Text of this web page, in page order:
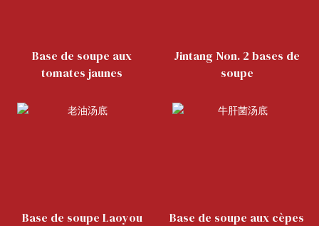
Base de soupe aux
tomates jaunes
Jintang Non. 2 bases de
soupe
Base de soupe Laoyou Base de soupe aux cèpes